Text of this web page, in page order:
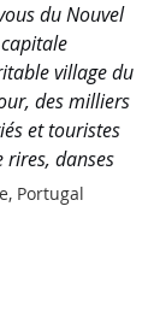
Portugal
du Nouvel
village du
des milliers
et touristes
rires, danses